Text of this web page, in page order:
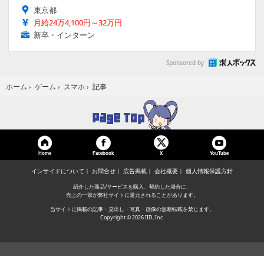
東京都
月給24万4,100円～32万円
新卒・インターン
Sponsored by
ホーム › ゲーム › スマホ › 記事
Home Facebook X YouTube
インサイドについて お問合せ 広告掲載 会社概要 個人情報保護方針
紹介した商品/サービスを購入、契約した場合に、
売上の一部が弊社サイトに還元されることがあります。
当サイトに掲載の記事・見出し・写真・画像の無断転載を禁じます。
Copyright © 2026 IID, Inc.